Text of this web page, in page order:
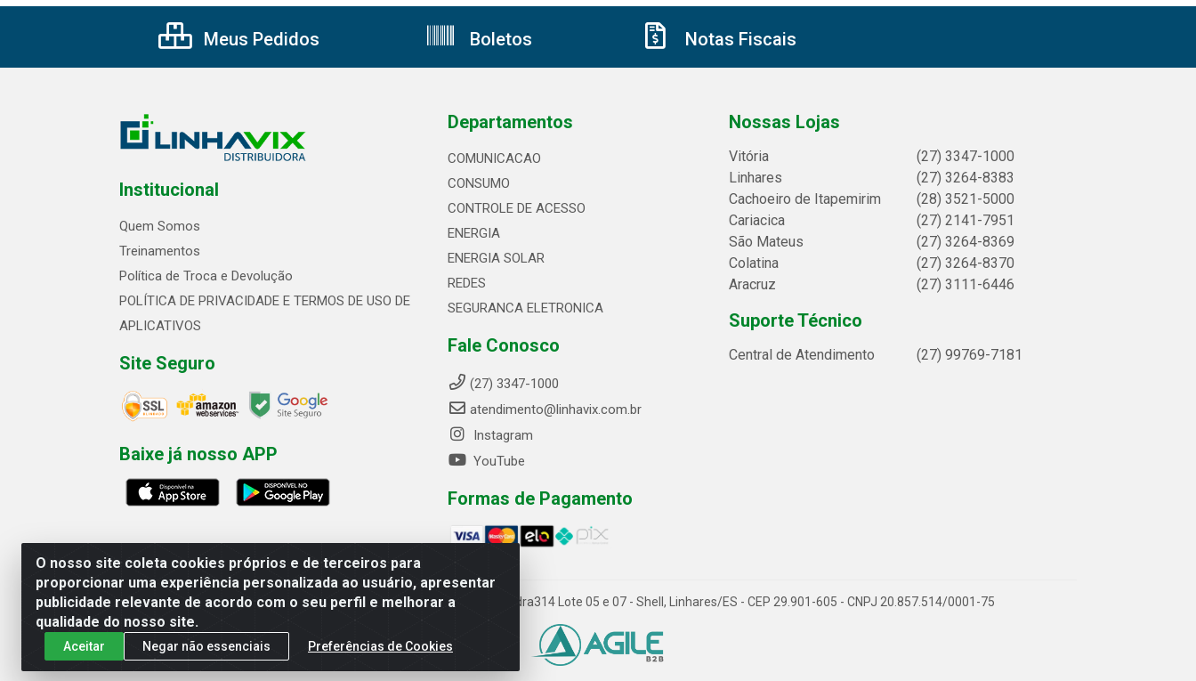
O nosso site coleta cookies próprios e de terceiros para
proporcionar uma experiência personalizada ao usuário, apresentar
publicidade relevante de acordo com o seu perfil e melhorar a
qualidade do nosso site.
Aceitar Negar não essenciais Preferências de Cookies
Meus Pedidos Boletos Notas Fiscais
Institucional
Quem Somos
Treinamentos
Política de Troca e Devolução
POLÍTICA DE PRIVACIDADE E TERMOS DE USO DE
APLICATIVOS
Site Seguro
Baixe já nosso APP
Departamentos
COMUNICACAO
CONSUMO
CONTROLE DE ACESSO
ENERGIA
ENERGIA SOLAR
REDES
SEGURANCA ELETRONICA
Fale Conosco
(27) 3347-1000
atendimento@linhavix.com.br
Instagram
YouTube
Formas de Pagamento
Nossas Lojas
Vitória
(27) 3347-1000
Linhares
(27) 3264-8383
Cachoeiro de Itapemirim
(28) 3521-5000
Cariacica
(27) 2141-7951
São Mateus
(27) 3264-8369
Colatina
(27) 3264-8370
Aracruz
(27) 3111-6446
Suporte Técnico
Central de Atendimento (27) 99769-7181
Linhavix Distribuidora LTDA - Avenida Alegre, 2521 - Quadra314 Lote 05 e 07 - Shell, Linhares/ES - CEP 29.901-605 - CNPJ 20.857.514/0001-75